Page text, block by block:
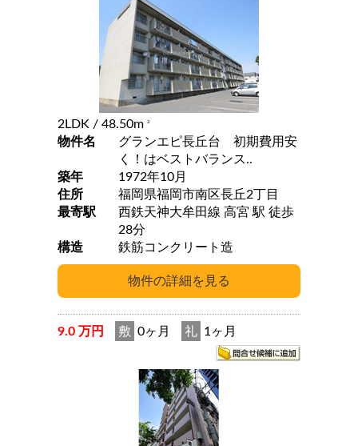
2LDK / 48.50m 2
物件名
グランエピ長丘台 初期費用安
く！はベストバランス..
築年
1972年10月
住所
福岡県福岡市南区長丘2丁目
最寄駅
西鉄天神大牟田線 高宮 駅 徒歩
28分
構造
鉄筋コンクリート造
9.0 万円 敷 0ヶ月 礼 1ヶ月